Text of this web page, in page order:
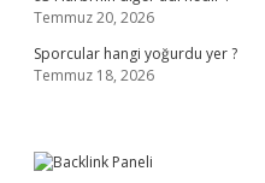
Temmuz 20, 2026
Sporcular hangi yoğurdu yer ?
Temmuz 18, 2026